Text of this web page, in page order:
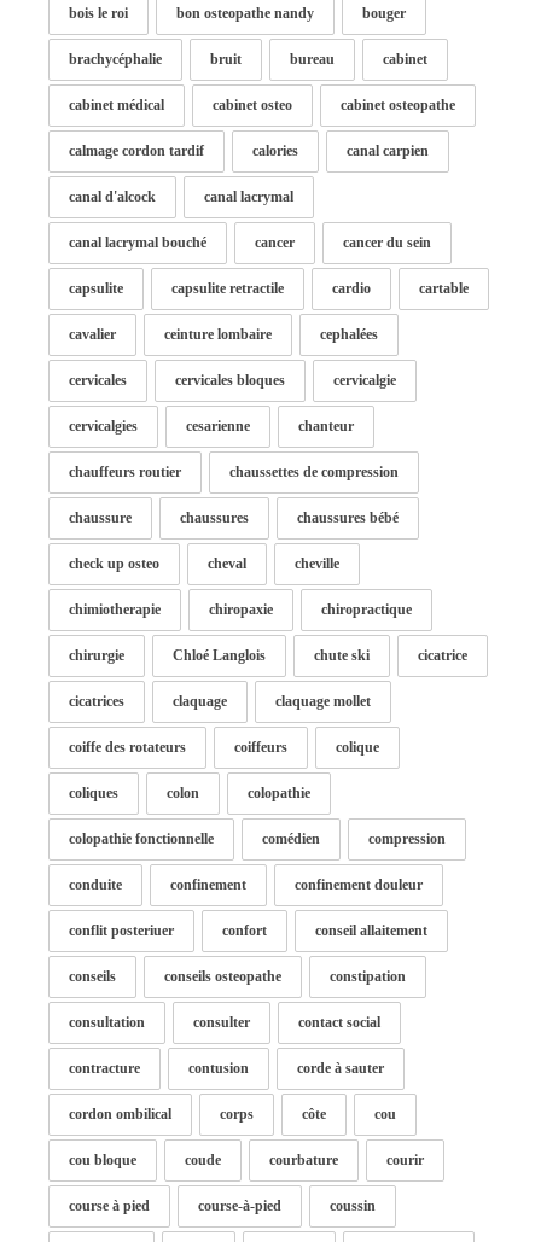
bois le roi bon osteopathe nandy bouger
brachycéphalie bruit bureau cabinet
cabinet médical cabinet osteo cabinet osteopathe
calmage cordon tardif calories canal carpien
canal d'alcock canal lacrymal
canal lacrymal bouché cancer cancer du sein
capsulite capsulite retractile cardio cartable
cavalier ceinture lombaire cephalées
cervicales cervicales bloques cervicalgie
cervicalgies cesarienne chanteur
chauffeurs routier chaussettes de compression
chaussure chaussures chaussures bébé
check up osteo cheval cheville
chimiotherapie chiropaxie chiropractique
chirurgie Chloé Langlois chute ski cicatrice
cicatrices claquage claquage mollet
coiffe des rotateurs coiffeurs colique
coliques colon colopathie
colopathie fonctionnelle comédien compression
conduite confinement confinement douleur
conflit posteriuer confort conseil allaitement
conseils conseils osteopathe constipation
consultation consulter contact social
contracture contusion corde à sauter
cordon ombilical corps côte cou
cou bloque coude courbature courir
course à pied course-à-pied coussin